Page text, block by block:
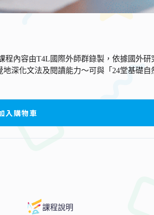
內容由T4L國際外師群錄製，依據國外
深化文法及閱讀能力～可與「24堂基礎
入購物車
課程說明